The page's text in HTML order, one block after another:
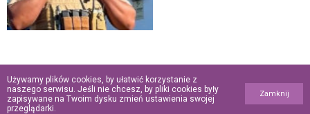
Używamy plików cookies, by ułatwić korzystanie z
naszego serwisu. Jeśli nie chcesz, by pliki cookies były
zapisywane na Twoim dysku zmień ustawienia swojej
przeglądarki.
Zamknij